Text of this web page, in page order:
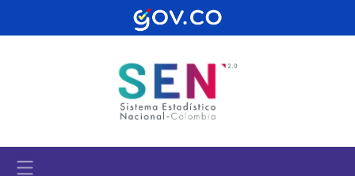
Pasar al contenido principal